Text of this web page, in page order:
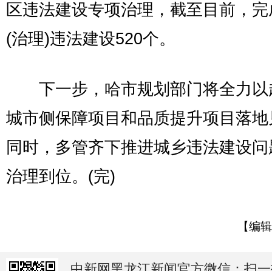
区违法建设专项治理，截至目前，
(治理)违法建设520个。
下一步，哈市规划部门将全力以
城市侧保障项目和品质提升项目落
同时，多管齐下推进城乡违法建设
治理到位。(完)
【编